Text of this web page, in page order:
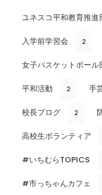
ユネスコ平和教育推進
入学前学習会 2
女子バスケットボール
平和活動 2 手
校長ブログ 2
高校生ボランティア
#いちむらTOPICS
#市っちゃんカフェ